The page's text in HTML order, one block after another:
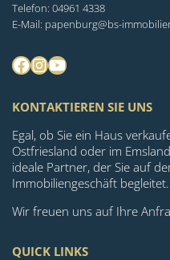
Telefon: 04961 4338
E-Mail: papenburg@bs-
Facebook
Instagram
YouTube
KONTAKTIEREN SIE UNS
Egal, ob Sie ein Haus
Ostfriesland oder im
ideale Partner, der Sie auf
Immobiliengeschäft begleitet.
Wir freuen uns auf Ihre
QUICK LINKS